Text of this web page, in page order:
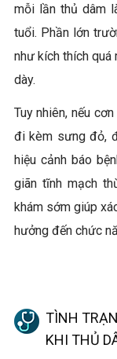
mỗi lần thủ dâm
tuổi. Phần lớn
như kích thích quá
dày.
Tuy nhiên, nếu
đi kèm sưng đỏ,
hiệu cảnh báo
giãn tĩnh mạch
khám sớm giúp
hưởng đến chức
TÌNH
KHI THỦ